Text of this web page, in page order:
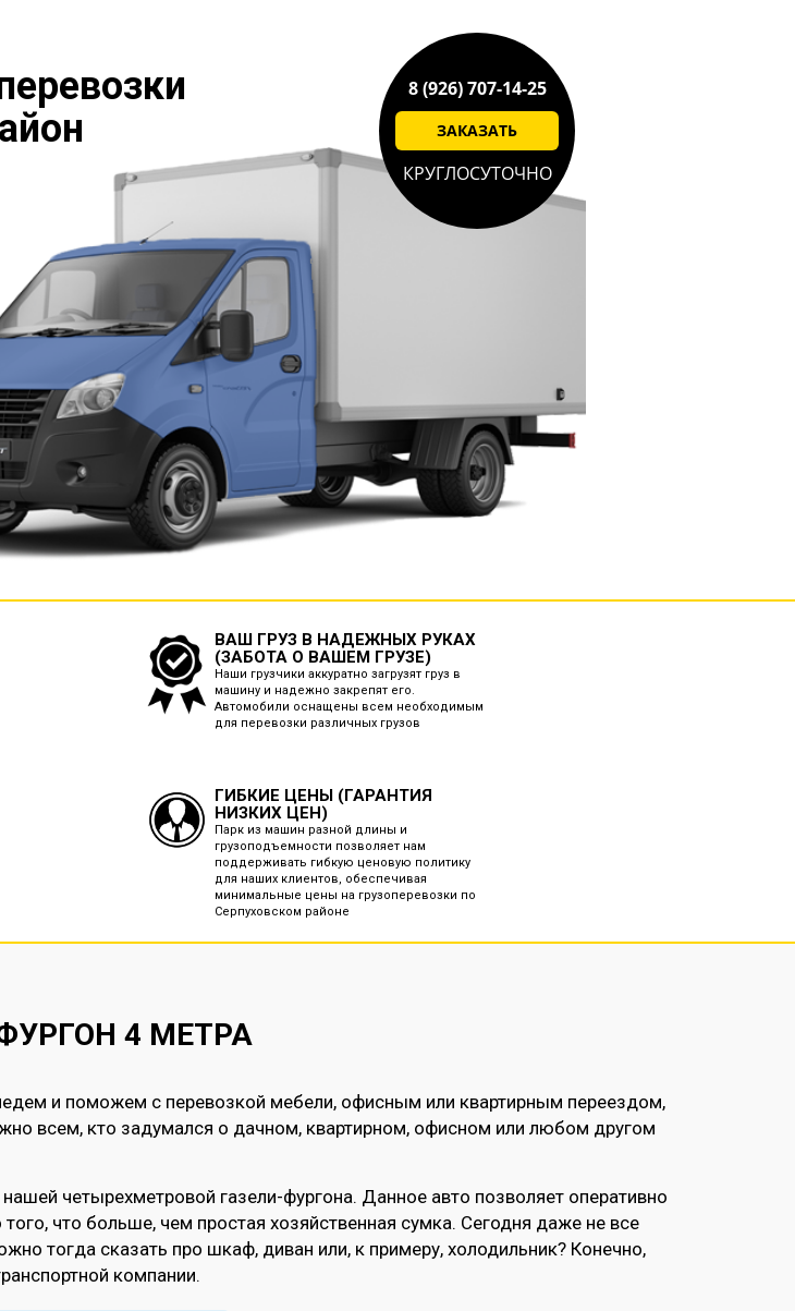
8 (926) 707-14-25
ЗАКАЗАТЬ
КРУГЛОСУТОЧНО
ВАШ ГРУЗ В НАДЕЖНЫХ РУКАХ
(ЗАБОТА О ВАШЕМ ГРУЗЕ)
Наши грузчики аккуратно загрузят груз в
машину и надежно закрепят его.
Автомобили оснащены всем необходимым
для перевозки различных грузов
ГИБКИЕ ЦЕНЫ (ГАРАНТИЯ
НИЗКИХ ЦЕН)
Парк из машин разной длины и
грузоподъемности позволяет нам
поддерживать гибкую ценовую политику
для наших клиентов, обеспечивая
минимальные цены на грузоперевозки по
Серпуховском районе
4 МЕТРА
и поможем с перевозкой мебели, офисным или квартирным переездом,
всем, кто задумался о дачном, квартирном, офисном или любом другом
четырехметровой газели-фургона. Данное авто позволяет оперативно
что больше, чем простая хозяйственная сумка. Сегодня даже не все
тогда сказать про шкаф, диван или, к примеру, холодильник? Конечно,
компании.